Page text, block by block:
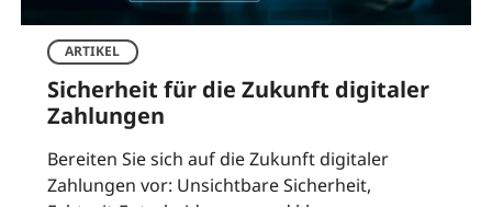
ARTIKEL
Sicherheit für die Zukunft digitaler
Zahlungen
Bereiten Sie sich auf die Zukunft digitaler
Zahlungen vor: Unsichtbare Sicherheit,